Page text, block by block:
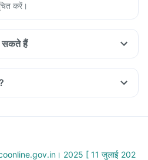
करें।
सकते हैं
2025 [ 11 जुलाई 202